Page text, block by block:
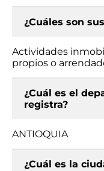
¿Cuáles son
Actividades
propios o
¿Cuál es el
registra?
ANTIOQUIA
¿Cuál es la